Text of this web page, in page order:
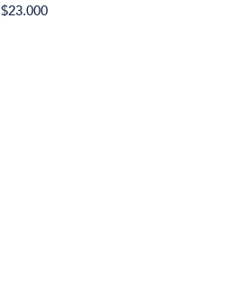
$23.000